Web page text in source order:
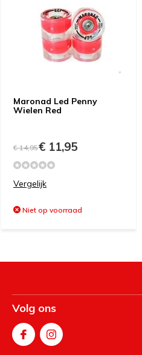
Maronad Led Penny
Wielen Red
€ 14,95€ 11,95
Vergelijk
Niet op voorraad
Volg ons